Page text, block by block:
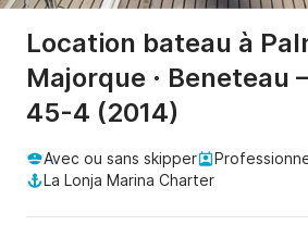
Location bateau à
Majorque · Beneteau
45-4 (2014)
Avec ou sans skipper
La Lonja Marina Charter